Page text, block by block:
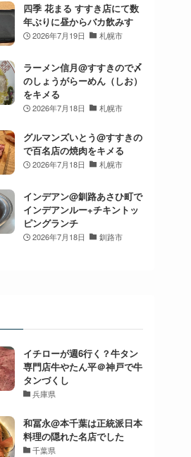
四季 花まる すすき店にて数
年ぶりに昼からバカ飲みす
2026年7月19日 札幌市
ラーメン信月@すすきので〆
のしょうがらーめん（しお）
をキメる
2026年7月18日 札幌市
グルマンズいとう@すすきの
で百名店の焼肉をキメる
2026年7月18日 札幌市
インデアン@釧路あさひ町で
インデアンルー+チキントッ
ピングランチ
2026年7月18日 釧路市
イチローが週6行く？牛タン
専門店牛やたん平＠神戸で牛
タンづくし
兵庫県
和冨永@本千葉は正統派日本
料理の隠れた名店でした
千葉県